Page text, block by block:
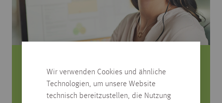
Wir verwenden Cookies und ähnliche
Technologien, um unsere Website
technisch bereitzustellen, die Nutzung
Sie haben Fragen zum Produkt?
Rufen Sie uns an, wir beraten Sie gerne!